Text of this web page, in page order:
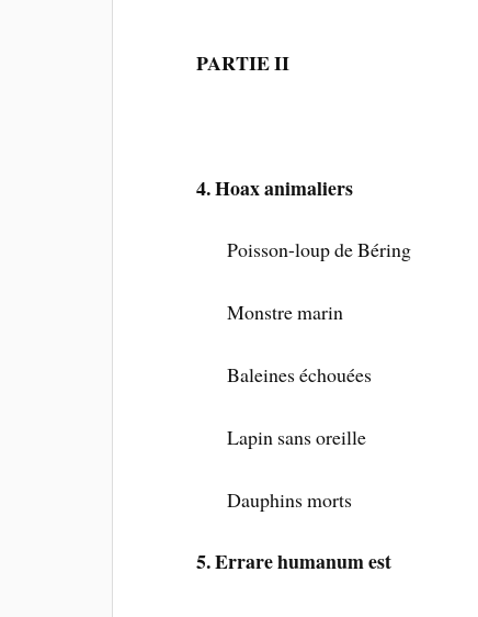
PARTIE II
4. Hoax animaliers
Poisson-loup de Béring
Monstre marin
Baleines échouées
Lapin sans oreille
Dauphins morts
5. Errare humanum est